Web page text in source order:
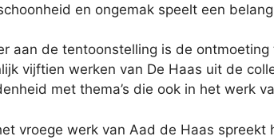
en ongemak speelt een
aan de tentoonstelling is de
vijftien werken van De Haas uit de
met thema’s die ook in het werk
vroege werk van Aad de Haas